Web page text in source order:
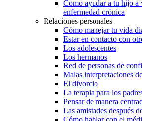
Como ayudar a tu hijo a
enfermedad crónica
Relaciones personales
Cómo manejar tu vida
Estar en contacto con
Los adolescentes
Los hermanos
Red de personas de
Malas interpretaciones
El divorcio
La terapia para los
Pensar de manera
Las amistades después
Cómo hablar con el